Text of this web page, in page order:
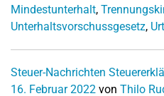
Mindestunterhalt,
Unterhaltsvorschussgesetz,
Steuer-Nachrichten
16. Februar 2022 von Thilo